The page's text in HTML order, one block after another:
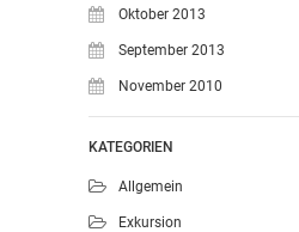
Oktober 2013
September 2013
November 2010
KATEGORIEN
Allgemein
Exkursion